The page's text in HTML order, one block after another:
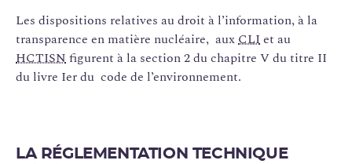
Les dispositions relatives au droit à l’information, à la
transparence en matière nucléaire, auxCLIet au
HCTISNfigurent à la section 2 du chapitre V du titre II
du livre Ier du code de l’environnement.
LA RÉGLEMENTATION TECHNIQUE